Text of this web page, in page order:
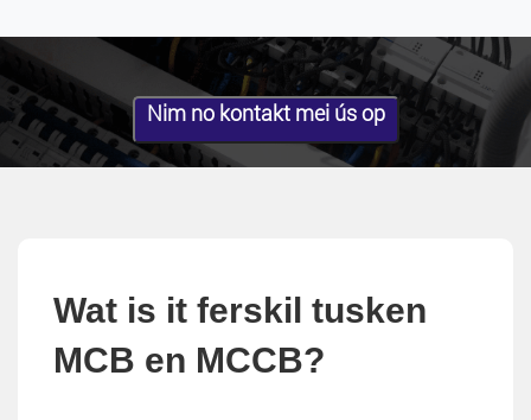
Nim no kontakt mei ús op
Wat is it ferskil tusken
MCB en MCCB?